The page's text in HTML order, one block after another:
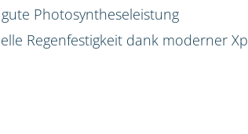
Photosyntheseleistung
Regenfestigkeit dank moderner